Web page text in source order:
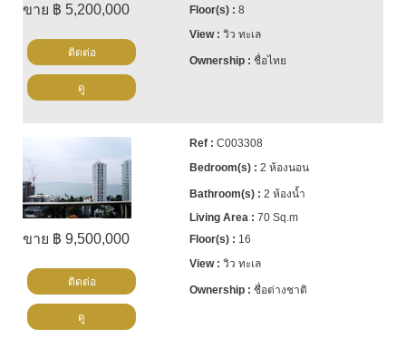
ขาย ฿ 5,200,000
8
วิว ทะเล
ชื่อไทย
ติดต่อ
ดู
ขาย ฿ 9,500,000
C003308
2 ห้องนอน
2 ห้องน้ำ
70 Sq.m
16
วิว ทะเล
ชื่อต่างชาติ
ติดต่อ
ดู